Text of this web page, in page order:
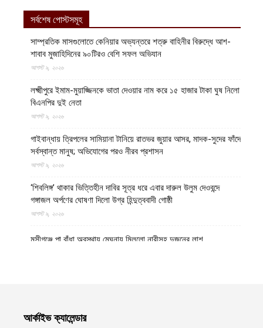
সর্বশেষ পোস্টসমূহ
সাম্প্রতিক মাসগুলোতে কেনিয়ার অভ্যন্তরে শত্রু বাহিনীর বিরুদ্ধে আশ-
শাবাব মুজাহিদিনের ৯০টিরও বেশি সফল অভিযান
আগস্ট ৯, ২০২৬
লক্ষ্মীপুরে ইমাম-মুয়াজ্জিনকে ভাতা দেওয়ার নাম করে ১৫ হাজার টাকা ঘুষ নিলো
বিএনপির দুই নেতা
আগস্ট ৯, ২০২৬
গাইবান্ধায় ত্রিপলের সামিয়ানা টানিয়ে রাতভর জুয়ার আসর, মাদক-সুদের ফাঁদে
সর্বস্বান্ত মানুষ; অভিযোগের পরও নীরব প্রশাসন
আগস্ট ৯, ২০২৬
‘শিবলিঙ্গ’ থাকার ভিত্তিহীন দাবির সূত্র ধরে এবার দারুল উলুম দেওবন্দে
গঙ্গাজল অর্পণের ঘোষণা দিলো উগ্র হিন্দুত্ববাদী গোষ্ঠী
আগস্ট ৯, ২০২৬
মুন্সীগঞ্জে পা বাঁধা অবস্থায় মেঘনায় মিললো নারীসহ দুজনের লাশ
মৌলভীবাজারের কুলাউড়া সীমান্তে বাংলাদেশি যুবককে গুলি করে লাশ নিয়ে
আর্কাইভ ক্যালেন্ডার